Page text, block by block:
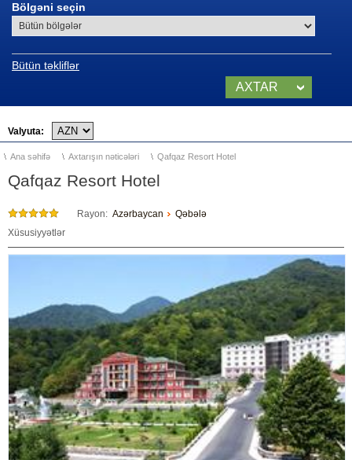
Dağ xizək kurortları
Nabran
Təbiət qoynunda istirahət
QUBA
ŞƏKİ
ŞAMAXI
LERİK
SANATORİYALAR VƏ OTELLƏR
Bölgəni seçin
Bütün təkliflər
AXTAR
Valyuta:
Ana səhifə Axtarışın nəticələri Qafqaz Resort Hotel
Qafqaz Resort Hotel
Rayon: Azərbaycan
Qəbələ
Xüsusiyyətlər